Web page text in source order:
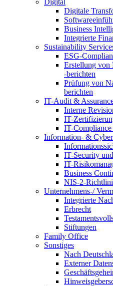
Digital
Digitale
Business
Integrierte
Sustainability
ESG-
Erstellung von
-berichten
Prüfung von
berichten
IT-Audit &
Interne
IT-
IT-
Information- &
IT-Security
IT-
Business
NIS-2-
Unternehmens-/
Integrierte
Erbrecht
Stiftungen
Family Office
Sonstiges
Nach
Externer